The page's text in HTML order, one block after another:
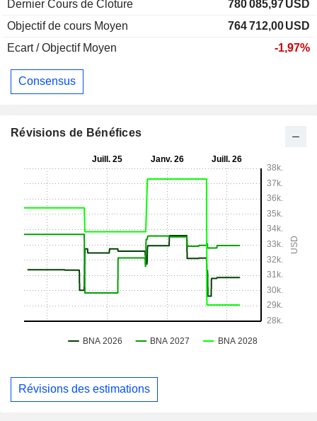
Dernier Cours de Cloture
780 085,97USD
Objectif de cours Moyen
764 712,00USD
Ecart / Objectif Moyen
-1,97%
Consensus
Révisions de Bénéfices
Révisions des estimations